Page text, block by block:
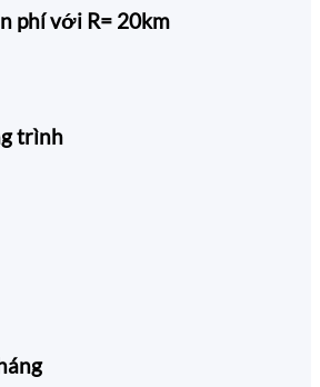
phí với R= 20km
trình